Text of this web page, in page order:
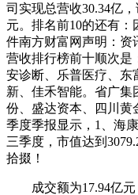
司实现总营收30.34亿
元。排名前10的还有
件南方财富网声明：资
营收排行榜前十顺次是
安诊断、乐普医疗、东
新、佳禾智能。省广集
份、盛达资本、四川黄
季度季报显示，1、海
三季度，市值达到
拾掇！
成交额为17.94亿元